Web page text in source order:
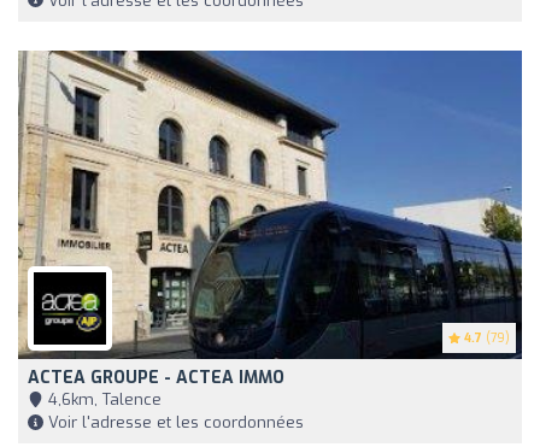
4.7 (79)
ACTEA GROUPE - ACTEA IMMO
4,6km, Talence
Voir l'adresse et les coordonnées